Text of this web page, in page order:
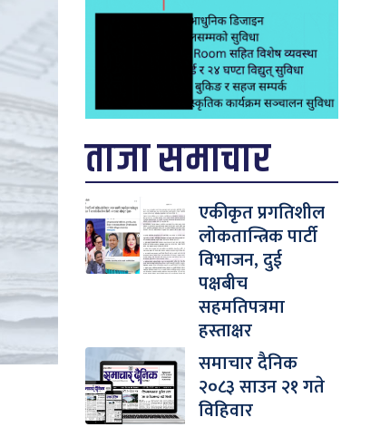
ताजा समाचार
एकीकृत प्रगतिशील
लोकतान्त्रिक पार्टी
विभाजन, दुई
पक्षबीच
सहमतिपत्रमा
हस्ताक्षर
समाचार दैनिक
२०८३ साउन २१ गते
विहिवार